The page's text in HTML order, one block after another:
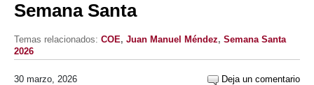
Semana Santa
Temas relacionados: COE, Juan Manuel Méndez, Semana Santa
2026
30 marzo, 2026 Deja un comentario